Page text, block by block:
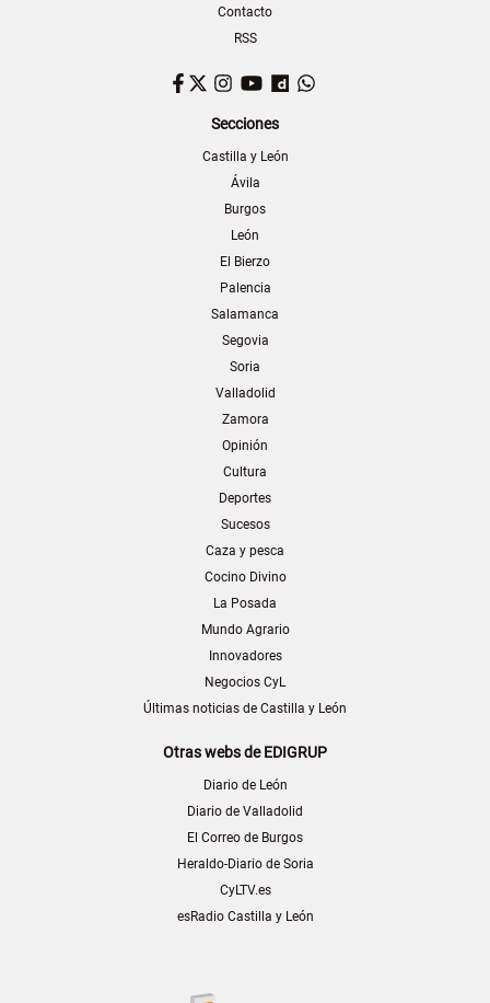
Contacto
RSS
Facebook
TwitterInstagram
YouTubeDailymotion
Secciones
Castilla y León
Ávila
Burgos
León
El Bierzo
Palencia
Salamanca
Segovia
Soria
Valladolid
Zamora
Opinión
Cultura
Deportes
Sucesos
Caza y pesca
Cocino Divino
La Posada
Mundo Agrario
Innovadores
Negocios CyL
Últimas noticias de Castilla y León
Otras webs de EDIGRUP
Diario de León
Diario de Valladolid
El Correo de Burgos
Heraldo-Diario de Soria
CyLTV.es
esRadio Castilla y León